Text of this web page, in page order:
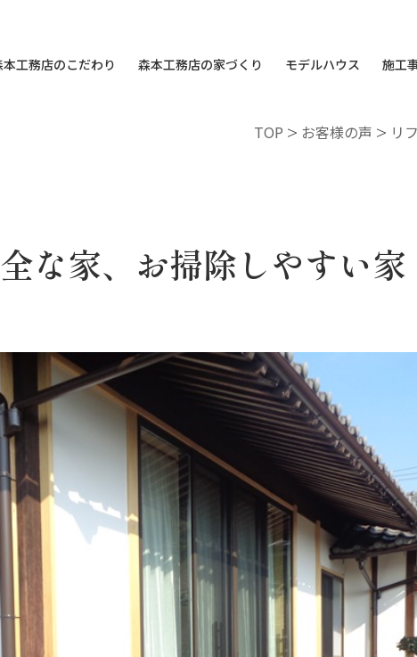
本工務店のこだわり 森本工務店の家づくり モデルハウス 施工
TOP > お客様の声 > リ
な家、お掃除しやすい家